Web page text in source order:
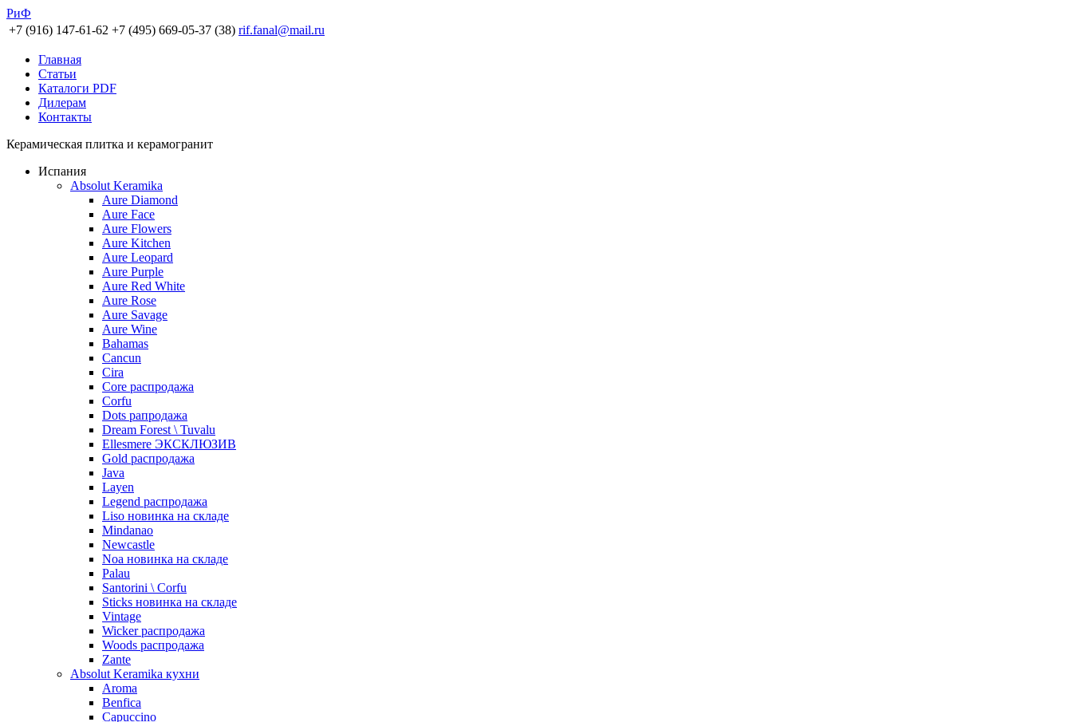
РиФ
+7 (916) 147-61-62 +7 (495) 669-05-37 (38) rif.fanal@mail.ru
Главная
Статьи
Каталоги PDF
Дилерам
Контакты
Керамическая плитка и керамогранит
Испания
Absolut Keramika
Aure Diamond
Aure Face
Aure Flowers
Aure Kitchen
Aure Leopard
Aure Purple
Aure Red White
Aure Rose
Aure Savage
Aure Wine
Bahamas
Cancun
Cira
Core распродажа
Corfu
Dots рапродажа
Dream Forest \ Tuvalu
Ellesmere ЭКСКЛЮЗИВ
Gold распродажа
Java
Layen
Legend распродажа
Liso новинка на складе
Mindanao
Newcastle
Noa новинка на складе
Palau
Santorini \ Corfu
Sticks новинка на складе
Vintage
Wicker распродажа
Woods распродажа
Zante
Absolut Keramika кухни
Aroma
Benfica
Capuccino